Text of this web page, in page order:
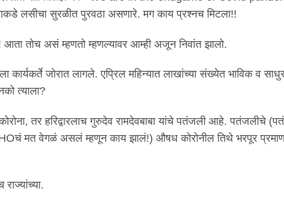
लसीचा सुरळीत पुरवठा असणारे. मग काय प्रश्नच मिटला!!
तोच असं म्हणतो म्हणल्यावर आम्ही अजून निवांत झालो.
कार्यकर्ते जोरात लागले. एप्रिल महिन्यात लाखांच्या संख्येत भाविक व
त्याला?
तर हरिद्वारलाच गुरुदेव रामदेवबाबा यांचे पतंजली आहे. पतंजलीचे
मत वेगळं असलं म्हणून काय झालं!) औषध कोरोनील तिथे भरपूर